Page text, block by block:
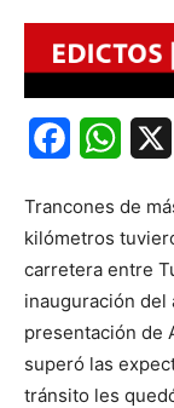
Facebook
Trancones de
kilómetros
carretera entre
inauguración del
presentación de
superó las
tránsito les